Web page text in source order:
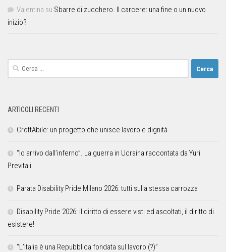
Valentina su Sbarre di zucchero. Il carcere: una fine o un nuovo
inizio?
ARTICOLI RECENTI
CrottAbile: un progetto che unisce lavoro e dignità
“Io arrivo dall’inferno”. La guerra in Ucraina raccontata da Yuri
Previtali
Parata Disability Pride Milano 2026: tutti sulla stessa carrozza
Disability Pride 2026: il diritto di essere visti ed ascoltati, il diritto di
esistere!
“L’Italia è una Repubblica fondata sul lavoro (?)”